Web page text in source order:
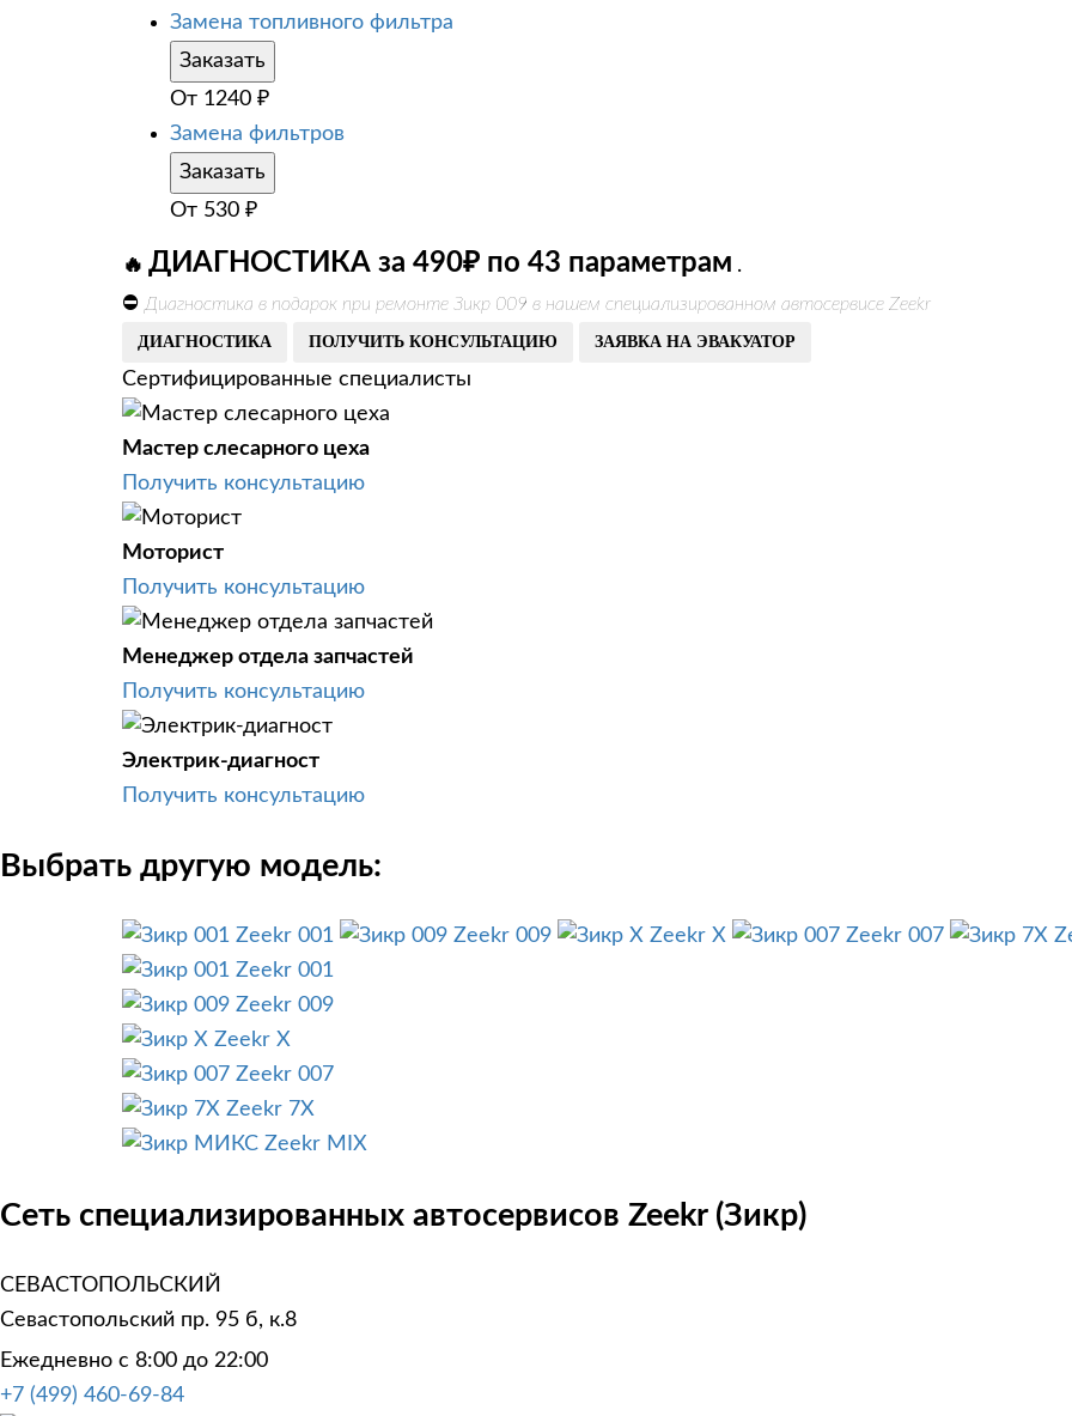
Замена топливного фильтра
Заказать
От 1240 ₽
Замена фильтров
Заказать
От 530 ₽
🔥 ДИАГНОСТИКА за 490₽ по 43 параметрам .
⛔ Диагностика в подарок при ремонте Зикр 009 в нашем специализированном автосервисе Zeekr
ДИАГНОСТИКА ПОЛУЧИТЬ КОНСУЛЬТАЦИЮ ЗАЯВКА НА ЭВАКУАТОР
Сертифицированные специалисты
Мастер слесарного цеха
Получить консультацию
Моторист
Получить консультацию
Менеджер отдела запчастей
Получить консультацию
Электрик-диагност
Получить консультацию
Выбрать другую модель:
Zeekr 001 Zeekr 009 Zeekr X Zeekr 007
Zeekr 001
Zeekr 009
Zeekr X
Zeekr 007
Zeekr 7X
Zeekr MIX
Сеть специализированных автосервисов Zeekr (Зикр)
СЕВАСТОПОЛЬСКИЙ
Севастопольский пр. 95 б, к.8
Ежедневно с 8:00 до 22:00
+7 (499) 460-69-84